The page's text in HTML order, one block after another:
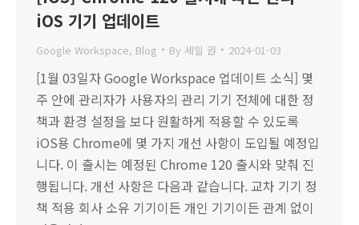
iOS 기기 업데이트
Google Workspace, Blog By 세일 권 2024-01-03
[1월 03일자 Google Workspace 업데이트 소식] 몇
주 안에 관리자가 사용자의 관리 기기 전체에 대한 정
책과 환경 설정을 보다 원활하게 적용할 수 있도록
iOS용 Chrome에 몇 가지 개선 사항이 도입될 예정입
니다. 이 출시는 예정된 Chrome 120 출시와 맞춰 진
행됩니다. 개선 사항은 다음과 같습니다. 교차 기기 정
책 적용 회사 소유 기기이든 개인 기기이든 관계 없이